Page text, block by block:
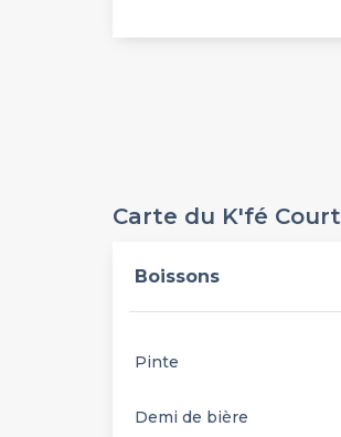
Carte du K'fé Court
Boissons
Pinte
Demi de bière